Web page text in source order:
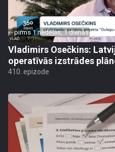
pirms 1 nedēļas, 1 dienas
Vladimirs Osečkins:
operatīvās izstrādes
410. epizode